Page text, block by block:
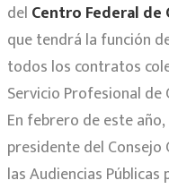
del Centro Federal
que tendrá la función
todos los contratos
Servicio Profesional de
En febrero de este
presidente del
las Audiencias Públicas